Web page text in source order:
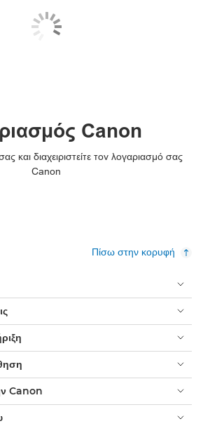
Canon
και διαχειριστείτε τον λογαριασμό σας
Canon
Πίσω στην κορυφή
Canon